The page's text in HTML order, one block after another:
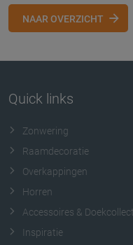
NAAR OVERZICHT
Quick links
Zonwering
Raamdecoratie
Overkappingen
Horren
Accessoires &
Inspiratie